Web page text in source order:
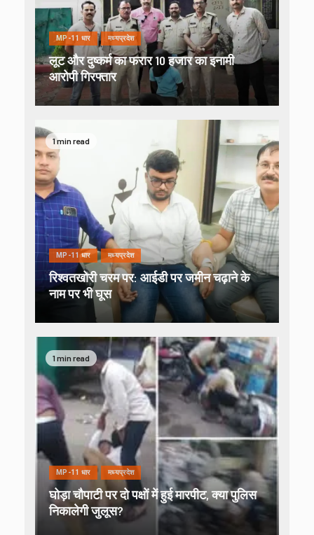
MP-11 धार मध्यप्रदेश
लूट और दुष्कर्म का फरार 10 हजार का इनामी
आरोपी गिरफ्तार
1 min read
MP-11 धार मध्यप्रदेश
रिश्वतखोरी चरम पर: आईडी पर जमीन चढ़ाने के
नाम पर भी घूस
1 min read
MP-11 धार मध्यप्रदेश
घोड़ा चौपाटी पर दो पक्षों में हुई मारपीट, क्या पुलिस
निकालेगी जुलूस?